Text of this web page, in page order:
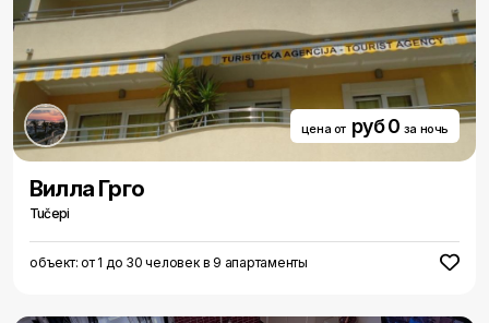
цена от руб 0 за ночь
Вилла Грго
Tučepi
объект: от 1 до 30 человек в 9 апартаменты